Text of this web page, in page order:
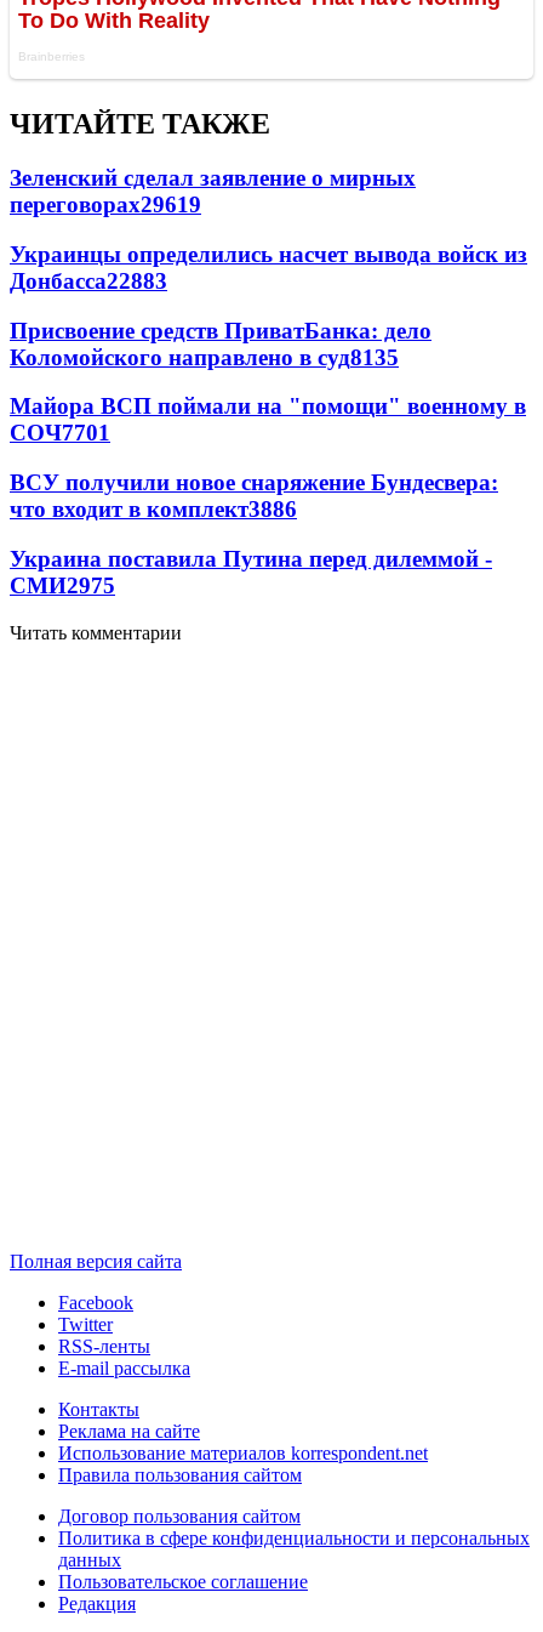
ЧИТАЙТЕ ТАКЖЕ
Зеленский сделал заявление о мирных
переговорах29619
Украинцы определились насчет вывода войск из
Донбасса22883
Присвоение средств ПриватБанка: дело
Коломойского направлено в суд8135
Майора ВСП поймали на "помощи" военному в
СОЧ7701
ВСУ получили новое снаряжение Бундесвера:
что входит в комплект3886
Украина поставила Путина перед дилеммой -
СМИ2975
Читать комментарии
Полная версия сайта
Facebook
Twitter
RSS-ленты
E-mail рассылка
Контакты
Реклама на сайте
Использование материалов korrespondent.net
Правила пользования сайтом
Договор пользования сайтом
Политика в сфере конфиденциальности и персональных
данных
Пользовательское соглашение
Редакция